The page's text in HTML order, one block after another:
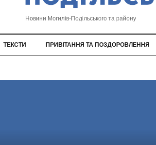
Новини Могилів-Подільського та району
ТЕКСТИ ПРИВІТАННЯ ТА ПОЗДОРОВЛЕННЯ